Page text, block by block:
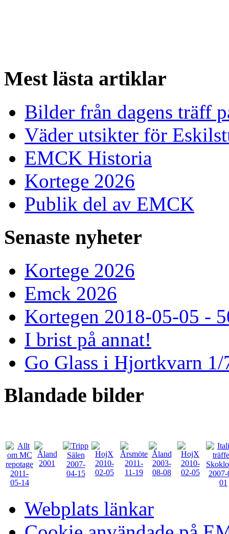
Mest lästa artiklar
Bilder från dagens träff
Väder utsikter för
EMCK Historia
Kortege 2026
Publik del av EMCK
Senaste nyheter
Kortege 2026
Emck 2026
Kortegen 2018-05-05 -
I brist på annat!
Go Glass i Hjortkvarn 1/
Blandade bilder
Webplats länkar